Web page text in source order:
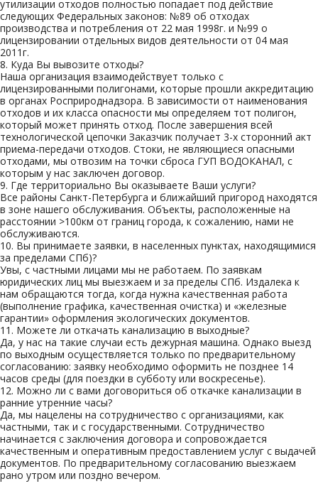
утилизации отходов полностью попадает под действие
следующих Федеральных законов: №89 об отходах
производства и потребления от 22 мая 1998г. и №99 о
лицензировании отдельных видов деятельности от 04 мая
2011г.
8. Куда Вы вывозите отходы?
Наша организация взаимодействует только с
лицензированными полигонами, которые прошли аккредитацию
в органах Росприроднадзора. В зависимости от наименования
отходов и их класса опасности мы определяем тот полигон,
который может принять отход. После завершения всей
технологической цепочки Заказчик получает 3-х сторонний акт
приема-передачи отходов. Стоки, не являющиеся опасными
отходами, мы отвозим на точки сброса ГУП ВОДОКАНАЛ, с
которым у нас заключен договор.
9. Где территориально Вы оказываете Ваши услуги?
Все районы Санкт-Петербурга и ближайший пригород находятся
в зоне нашего обслуживания. Объекты, расположенные на
расстоянии >100км от границ города, к сожалению, нами не
обслуживаются.
10. Вы принимаете заявки, в населенных пунктах, находящимися
за пределами СПб)?
Увы, с частными лицами мы не работаем. По заявкам
юридических лиц мы выезжаем и за пределы СПб. Издалека к
нам обращаются тогда, когда нужна качественная работа
(выполнение графика, качественная очистка) и «железные
гарантии» оформления экологических документов.
11. Можете ли откачать канализацию в выходные?
Да, у нас на такие случаи есть дежурная машина. Однако выезд
по выходным осуществляется только по предварительному
согласованию: заявку необходимо оформить не позднее 14
часов среды (для поездки в субботу или воскресенье).
12. Можно ли с вами договориться об откачке канализации в
ранние утренние часы?
Да, мы нацелены на сотрудничество с организациями, как
частными, так и с государственными. Сотрудничество
начинается с заключения договора и сопровождается
качественным и оперативным предоставлением услуг с выдачей
документов. По предварительному согласованию выезжаем
рано утром или поздно вечером.